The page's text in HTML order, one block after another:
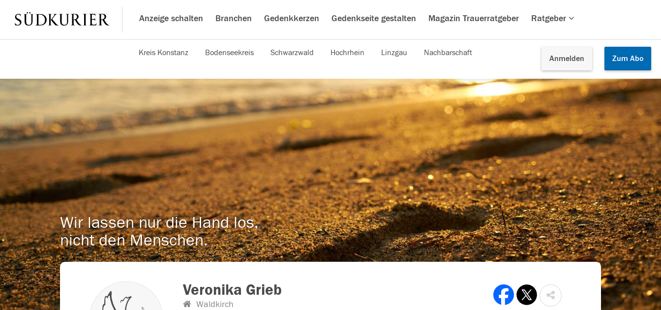
Anzeige schalten Branchen Gedenkkerzen Gedenkseite gestalten Magazin Trauerratgeber Ratgeber
Anmelden Zum Abo
Kreis Konstanz Bodenseekreis Schwarzwald Hochrhein Linzgau Nachbarschaft
Wir lassen nur die Hand los,
nicht den Menschen.
Veronika Grieb
Waldkirch